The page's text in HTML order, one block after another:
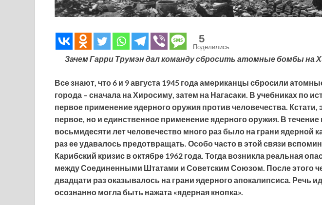
5
Поделились
Зачем Гарри Трумэн дал команду сбросить атомные бомбы на
Все знают, что 6 и 9 августа 1945 года американцы сбросили
города – сначала на Хиросиму, затем на Нагасаки. В учебниках по
первое применение ядерного оружия против человечества. Кстати,
первое, но и единственное применение ядерного оружия. В
восьмидесяти лет человечество много раз было на грани ядерной
раз ее удавалось предотвращать. Особо часто в этой связи
Карибский кризис в октябре 1962 года. Тогда возникла реальная
между Соединенными Штатами и Советским Союзом. После этого
двадцати раз оказывалось на грани ядерного апокалипсиса. Речь
осознанно могла быть нажата «ядерная кнопка».